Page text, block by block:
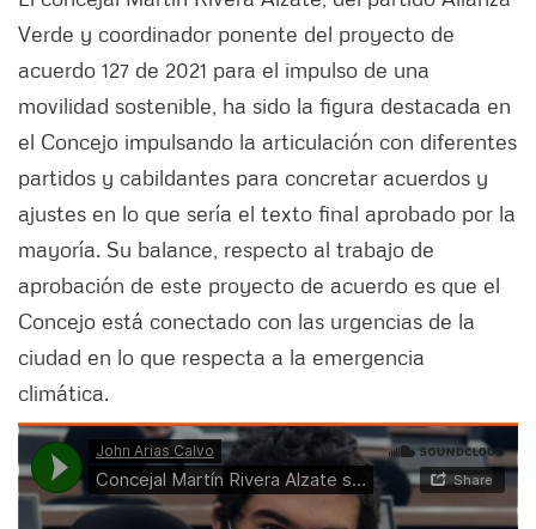
Verde y coordinador ponente del proyecto de
acuerdo 127 de 2021 para el impulso de una
movilidad sostenible, ha sido la figura destacada en
el Concejo impulsando la articulación con diferentes
partidos y cabildantes para concretar acuerdos y
ajustes en lo que sería el texto final aprobado por la
mayoría. Su balance, respecto al trabajo de
aprobación de este proyecto de acuerdo es que el
Concejo está conectado con las urgencias de la
ciudad en lo que respecta a la emergencia
climática.